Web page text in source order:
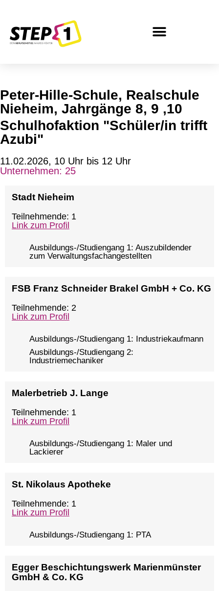
Peter-Hille-Schule, Realschule
Nieheim, Jahrgänge 8, 9 ,10
Schulhofaktion "Schüler/in trifft
Azubi"
11.02.2026, 10 Uhr bis 12 Uhr
Unternehmen: 25
Stadt Nieheim
Teilnehmende: 1
Link zum Profil
Ausbildungs-/Studiengang 1: Auszubildender
zum Verwaltungsfachangestellten
FSB Franz Schneider Brakel GmbH + Co. KG
Teilnehmende: 2
Link zum Profil
Ausbildungs-/Studiengang 1: Industriekaufmann
Ausbildungs-/Studiengang 2:
Industriemechaniker
Malerbetrieb J. Lange
Teilnehmende: 1
Link zum Profil
Ausbildungs-/Studiengang 1: Maler und
Lackierer
St. Nikolaus Apotheke
Teilnehmende: 1
Link zum Profil
Ausbildungs-/Studiengang 1: PTA
Egger Beschichtungswerk Marienmünster
GmbH & Co. KG